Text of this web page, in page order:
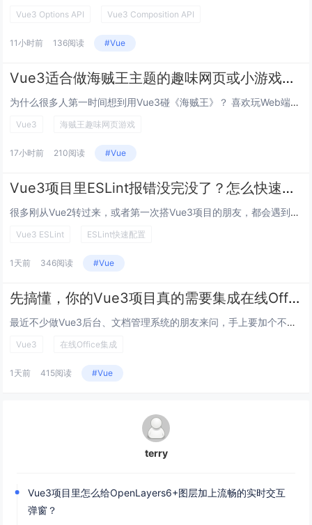
Vue3 Options API Vue3 Composition API
11小时前 136阅读 #Vue
Vue3适合做海贼王主题的趣味网页或小游戏吗？具体怎么做能快速上手又还原出海的热血感？
为什么很多人第一时间想到用Vue3碰《海贼王》？ 喜欢玩Web端小项目的朋友,不管是新手练手还是老油条摸鱼，总能看到几...
Vue3 海贼王趣味网页游戏
17小时前 210阅读 #Vue
Vue3项目里ESLint报错没完没了？怎么快速配置且不破坏开发节奏？
很多刚从Vue2转过来，或者第一次搭Vue3项目的朋友，都会遇到这个头疼的事：脚手架默认带的ESLint要么一写setu...
Vue3 ESLint ESLint快速配置
1天前 346阅读 #Vue
先搞懂，你的Vue3项目真的需要集成在线Office吗？
最近不少做Vue3后台、文档管理系统的朋友来问，手上要加个不用跳转到第三方云盘的在线Office预览/改点错别字的功能，...
Vue3 在线Office集成
1天前 415阅读 #Vue
terry
Vue3项目里怎么给OpenLayers6+图层加上流畅的实时交互
弹窗？